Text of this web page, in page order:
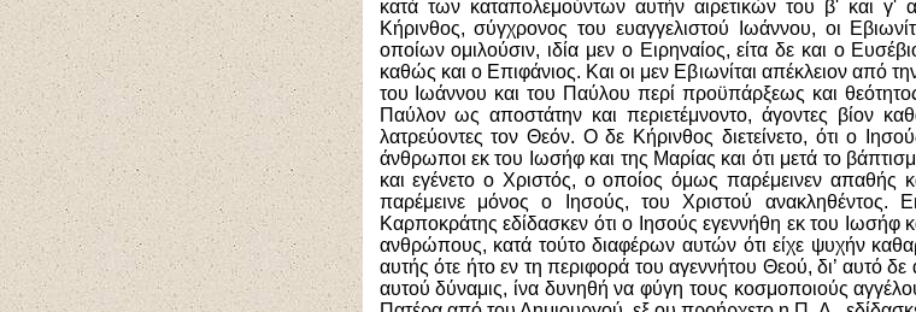
κατά των καταπολεμούντων αυτήν αιρετικών του β' και
Κήρινθος, σύγχρονος του ευαγγελιστού Ιωάννου, οι
οποίων ομιλούσιν, ιδία μεν ο Ειρηναίος, είτα δε και ο
καθώς και ο Επιφάνιος. Και οι μεν Εβιωνίται απέκλειον από
του Ιωάννου και του Παύλου περί προϋπάρξεως και
Παύλον ως αποστάτην και περιετέμνοντο, άγοντες βίον
λατρεύοντες τον Θεόν. Ο δε Κήρινθος διετείνετο, ότι ο
άνθρωποι εκ του Ιωσήφ και της Μαρίας και ότι μετά το
και εγένετο ο Χριστός, ο οποίος όμως παρέμεινεν απαθής
παρέμεινε μόνος ο Ιησούς, του Χριστού
Καρποκράτης εδίδασκεν ότι ο Ιησούς εγεννήθη εκ του Ιωσήφ
ανθρώπους, κατά τούτο διαφέρων αυτών ότι είχε ψυχήν
αυτής ότε ήτο εν τη περιφορά του αγεννήτου Θεού, δι’ αυτό
αυτού δύναμις, ίνα δυνηθή να φύγη τους κοσμοποιούς